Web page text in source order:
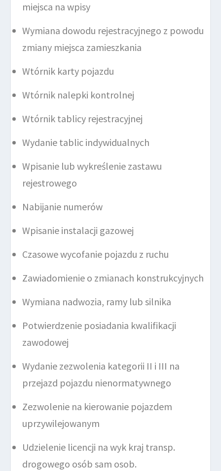
miejsca na wpisy
Wymiana dowodu rejestracyjnego z powodu
zmiany miejsca zamieszkania
Wtórnik karty pojazdu
Wtórnik nalepki kontrolnej
Wtórnik tablicy rejestracyjnej
Wydanie tablic indywidualnych
Wpisanie lub wykreślenie zastawu
rejestrowego
Nabijanie numerów
Wpisanie instalacji gazowej
Czasowe wycofanie pojazdu z ruchu
Zawiadomienie o zmianach konstrukcyjnych
Wymiana nadwozia, ramy lub silnika
Potwierdzenie posiadania kwalifikacji
zawodowej
Wydanie zezwolenia kategorii II i III na
przejazd pojazdu nienormatywnego
Zezwolenie na kierowanie pojazdem
uprzywilejowanym
Udzielenie licencji na wyk kraj transp.
drogowego osób sam osob.